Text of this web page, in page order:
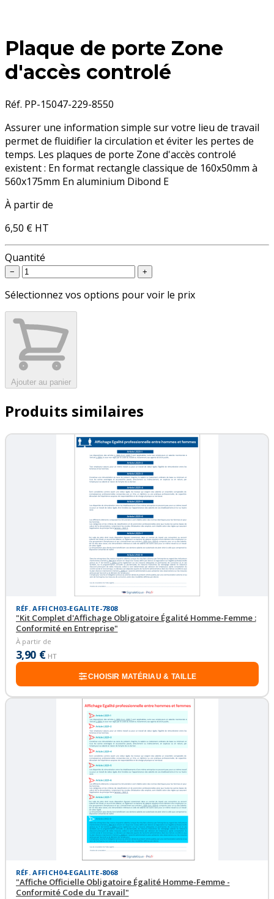
Plaque de porte Zone
d'accès controlé
Réf. PP-15047-229-8550
Assurer une information simple sur votre lieu de travail
permet de fluidifier la circulation et éviter les pertes de
temps. Les plaques de porte Zone d'accès controlé
existent : En format rectangle classique de 160x50mm à
560x175mm En aluminium Dibond E
À partir de
6,50 € HT
Quantité
− +
Sélectionnez vos options pour voir le prix
Ajouter au panier
Produits similaires
RÉF. AFFICH03-EGALITE-7808
"Kit Complet d'Affichage Obligatoire Égalité Homme-Femme :
Conformité en Entreprise"
À partir de
3,90 € HT
CHOISIR MATÉRIAU & TAILLE
RÉF. AFFICH04-EGALITE-8068
"Affiche Officielle Obligatoire Égalité Homme-Femme -
Conformité Code du Travail"